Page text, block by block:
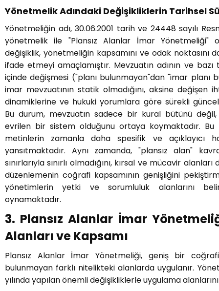
Yönetmelik Adındaki Değişikliklerin Tarihsel
Yönetmeliğin adı, 30.06.2001 tarih ve 24448 sayılı
yönetmelik ile "Plansız Alanlar İmar Yönetmeliği"
değişiklik, yönetmeliğin kapsamını ve odak noktasını
ifade etmeyi amaçlamıştır. Mevzuatın adının ve
içinde değişmesi ("planı bulunmayan"dan "imar planı
imar mevzuatının statik olmadığını, aksine değişen
dinamiklerine ve hukuki yorumlara göre sürekli
Bu durum, mevzuatın sadece bir kural bütünü
evrilen bir sistem olduğunu ortaya koymaktadır.
metinlerin zamanla daha spesifik ve açıklayıcı
yansıtmaktadır. Aynı zamanda, "plansız alan"
sınırlarıyla sınırlı olmadığını, kırsal ve mücavir
düzenlemenin coğrafi kapsamının genişliğini
yönetimlerin yetki ve sorumluluk alanlarını
oynamaktadır.
3. Plansız Alanlar İmar
Alanları ve Kapsamı
Plansız Alanlar İmar Yönetmeliği, geniş bir
bulunmayan farklı nitelikteki alanlarda uygulanır.
yılında yapılan önemli değişikliklerle uygulama